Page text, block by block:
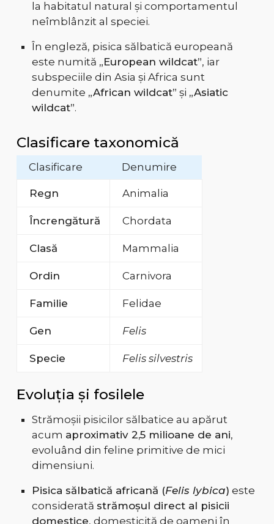
la habitatul natural și comportamentul
neîmblânzit al speciei.
În engleză, pisica sălbatică europeană
este numită „European wildcat”, iar
subspeciile din Asia și Africa sunt
denumite „African wildcat” și „Asiatic
wildcat”.
Clasificare taxonomică
Clasificare Denumire
Regn Animalia
Încrengătură Chordata
Clasă Mammalia
Ordin Carnivora
Familie Felidae
Gen Felis
Specie Felis silvestris
Evoluția și fosilele
Strămoșii pisicilor sălbatice au apărut
acum aproximativ 2,5 milioane de ani,
evoluând din feline primitive de mici
dimensiuni.
Pisica sălbatică africană (Felis lybica) este
considerată strămoșul direct al pisicii
domestice, domesticită de oameni în